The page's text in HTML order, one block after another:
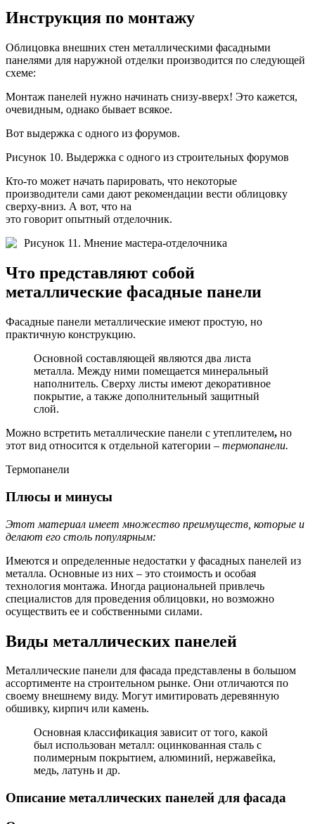
Инструкция по монтажу
Облицовка внешних стен металлическими фасадными
панелями для наружной отделки производится по следующей
схеме:
Монтаж панелей нужно начинать снизу-вверх! Это кажется,
очевидным, однако бывает всякое.
Вот выдержка с одного из форумов.
Рисунок 10. Выдержка с одного из строительных форумов
Кто-то может начать парировать, что некоторые
производители сами дают рекомендации вести облицовку
сверху-вниз. А вот, что на
это говорит опытный отделочник.
Рисунок 11. Мнение мастера-отделочника
Что представляют собой
металлические фасадные панели
Фасадные панели металлические имеют простую, но
практичную конструкцию.
Основной составляющей являются два листа
металла. Между ними помещается минеральный
наполнитель. Сверху листы имеют декоративное
покрытие, а также дополнительный защитный
слой.
Можно встретить металлические панели с утеплителем, но
этот вид относится к отдельной категории – термопанели.
Термопанели
Плюсы и минусы
Этот материал имеет множество преимуществ, которые и
делают его столь популярным:
Имеются и определенные недостатки у фасадных панелей из
металла. Основные из них – это стоимость и особая
технология монтажа. Иногда рациональней привлечь
специалистов для проведения облицовки, но возможно
осуществить ее и собственными силами.
Виды металлических панелей
Металлические панели для фасада представлены в большом
ассортименте на строительном рынке. Они отличаются по
своему внешнему виду. Могут имитировать деревянную
обшивку, кирпич или камень.
Основная классификация зависит от того, какой
был использован металл: оцинкованная сталь с
полимерным покрытием, алюминий, нержавейка,
медь, латунь и др.
Описание металлических панелей для фасада